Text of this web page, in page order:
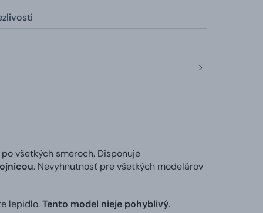
všetkých smeroch. Disponuje
. Nevyhnutnosť pre všetkých modelárov
lepidlo.Tento model nieje pohyblivý.